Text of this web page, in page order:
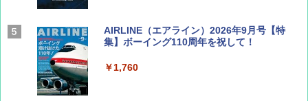
AIRLINE（エアライン）2026年9月号【特
集】ボーイング110周年を祝して！
￥1,760